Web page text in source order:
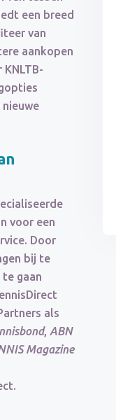
een breed
van
aankopen
voor een
Door
bij te
te gaan
als
, ABN
Magazine